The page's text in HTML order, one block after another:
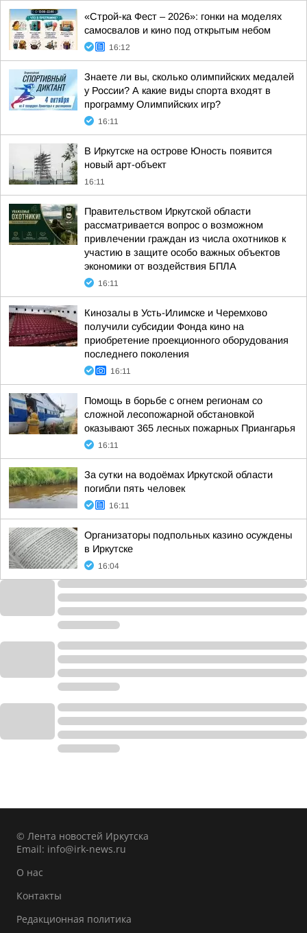
«Строй-ка Фест – 2026»: гонки на моделях
самосвалов и кино под открытым небом
16:12
Знаете ли вы, сколько олимпийских медалей
у России? А какие виды спорта входят в
программу Олимпийских игр?
16:11
В Иркутске на острове Юность появится
новый арт-объект
16:11
Правительством Иркутской области
рассматривается вопрос о возможном
привлечении граждан из числа охотников к
участию в защите особо важных объектов
экономики от воздействия БПЛА
16:11
Кинозалы в Усть-Илимске и Черемхово
получили субсидии Фонда кино на
приобретение проекционного оборудования
последнего поколения
16:11
Помощь в борьбе с огнем регионам со
сложной лесопожарной обстановкой
оказывают 365 лесных пожарных Приангарья
16:11
За сутки на водоёмах Иркутской области
погибли пять человек
16:11
Организаторы подпольных казино осуждены
в Иркутске
16:04
© Лента новостей Иркутска
Email: info@irk-news.ru
О нас
Контакты
Редакционная политика